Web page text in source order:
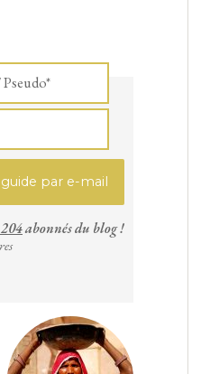
abonnés du blog !